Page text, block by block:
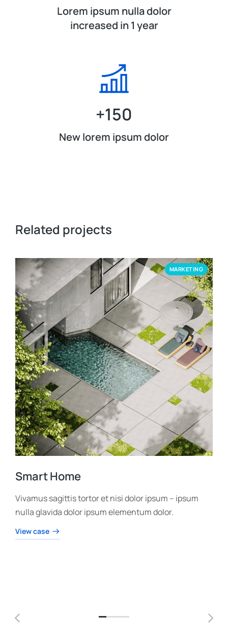
Lorem ipsum nulla dolor
increased in 1 year
+150
New lorem ipsum dolor
Related projects
MARKETING
Smart Home
Vivamus sagittis tortor et nisi dolor ipsum – ipsum
nulla glavida dolor ipsum elementum dolor.
View case